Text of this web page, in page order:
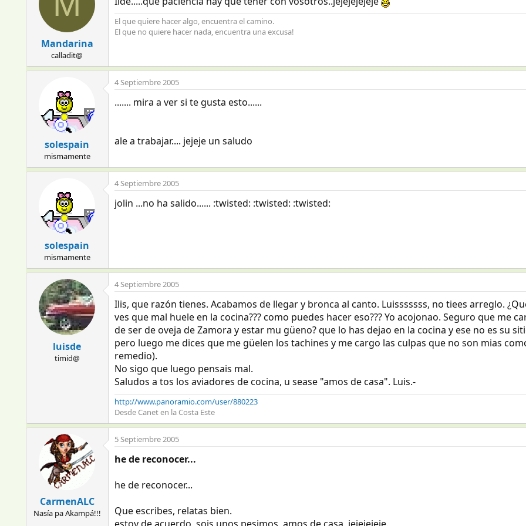
Mandarina
calladit@
El que quiere hacer algo, encuentra el camino.
El que no quiere hacer nada, encuentra una excusa!
solespain
mismamente
4 Septiembre 2005
....... mira a ver si te gusta esto......
ale a trabajar.... jejeje un saludo
solespain
mismamente
4 Septiembre 2005
jolin ...no ha salido...... :twisted: :twisted: :twisted:
luisde
timid@
4 Septiembre 2005
Ilis, que razón tienes. Acabamos de llegar y bronca al canto. Luisssssss, no tiees arreglo.
ves que mal huele en la cocina??? como puedes hacer eso??? Yo acojonao. Seguro que me
de ser de oveja de Zamora y estar mu güeno? que lo has dejao en la cocina y ese no es su
pero luego me dices que me güelen los tachines y me cargo las culpas que no son mias
remedio).
No sigo que luego pensais mal.
Saludos a tos los aviadores de cocina, u sease "amos de casa". Luis.-
http://www.panoramio.com/user/880223
Desde Canet en la Costa Este
CarmenALC
Nasía pa Akampá!!!
5 Septiembre 2005
he de reconocer...
he de reconocer...
Que escribes, relatas bien.